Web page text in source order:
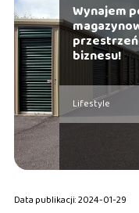
Wynajem
biznesu!
Lifestyle
Data publikacji: 2024-01-29